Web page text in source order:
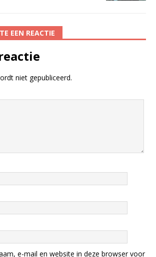
EEN REACTIE
niet gepubliceerd.
e-mail en website in deze browser voor